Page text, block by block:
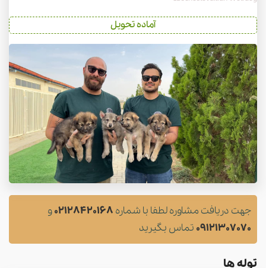
آماده تحویل
جهت دریافت مشاوره لطفا با شماره 02128420168و
09121307070 تماس بگیرید
توله ها